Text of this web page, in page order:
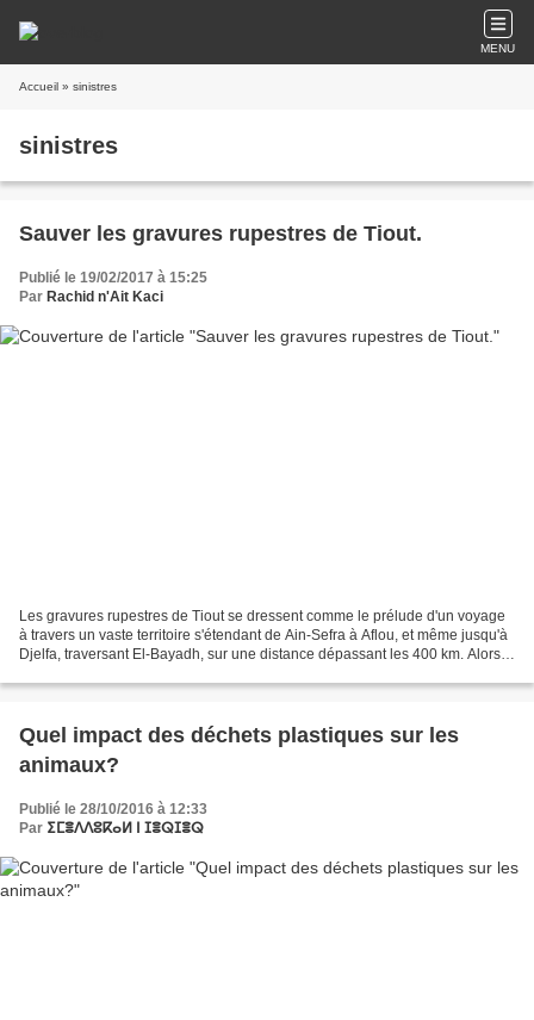
MENU
Accueil » sinistres
sinistres
Sauver les gravures rupestres de Tiout.
Publié le 19/02/2017 à 15:25
Par Rachid n'Ait Kaci
Les gravures rupestres de Tiout se dressent comme le prélude d'un voyage
à travers un vaste territoire s'étendant de Ain-Sefra à Aflou, et même jusqu'à
Djelfa, traversant El-Bayadh, sur une distance dépassant les 400 km. Alors
Quel impact des déchets plastiques sur les
animaux?
Publié le 28/10/2016 à 12:33
Par ⵉⵎⴻⴷⴷⵓⴽⴰⵍ ⵏ ⵊⴻⵕⵊⴻⵕ